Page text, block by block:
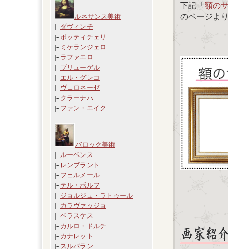
ルネサンス美術
|- ダヴィンチ
|- ボッティチェリ
|- ミケランジェロ
|- ラファエロ
|- ブリューゲル
|- エル・グレコ
|- ヴェロネーゼ
|- クラーナハ
|- ファン・エイク
バロック美術
|- ルーベンス
|- レンブラント
|- フェルメール
|- テル・ボルフ
|- ジョルジュ・ラトゥール
|- カラヴァッジョ
|- ベラスケス
|- カルロ・ドルチ
|- カナレット
|- スルバラン
下記「額の
のページよ